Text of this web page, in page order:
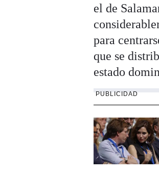
el de
para
que se
estado
PUBLICIDAD